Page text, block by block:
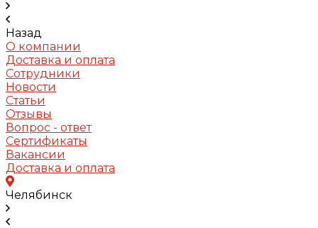
Назад
О компании
Доставка и оплата
Сотрудники
Новости
Статьи
Отзывы
Вопрос - ответ
Сертификаты
Вакансии
Доставка и оплата
Челябинск